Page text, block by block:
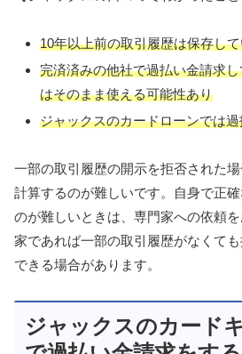
10年以上前の取引履歴は保存し
完済済みの他社で過払い金請求
はそのまま使える可能性あり
ジャックスのカードローンでは
一部の取引履歴の開示を拒否された
計算するのが難しいです。自身で正
のが難しいときは、専門家への依頼
家であれば一部の取引履歴がなくて
できる場合があります。
ジャックスのカード